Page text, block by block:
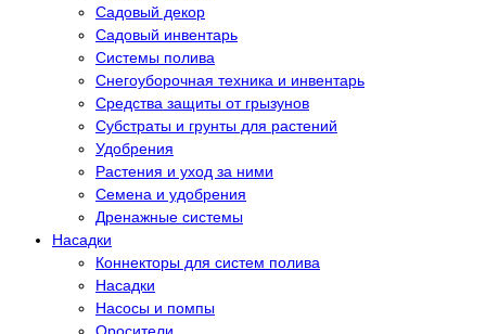
Садовый декор
Садовый инвентарь
Системы полива
Снегоуборочная техника и инвентарь
Средства защиты от грызунов
Субстраты и грунты для растений
Удобрения
Растения и уход за ними
Семена и удобрения
Дренажные системы
Насадки
Коннекторы для систем полива
Насадки
Насосы и помпы